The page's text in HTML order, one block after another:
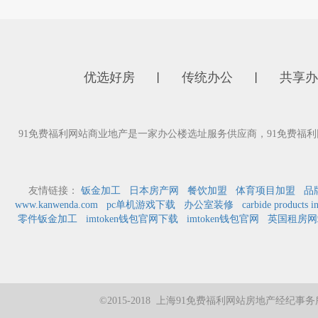
优选好房 传统办公 共享
91免费福利网站商业地产是一家办公楼选址服务供应商，91免费福
友情链接： 钣金加工 日本房产网 餐饮加盟 体育项目加盟
品
www.kanwenda.com
pc单机游戏下载 办公室装修
carbide products
零件钣金加工
imtoken钱包官网下载 imtoken钱包官网 英国租房
©2015-2018 上海91免费福利网站房地产经纪事